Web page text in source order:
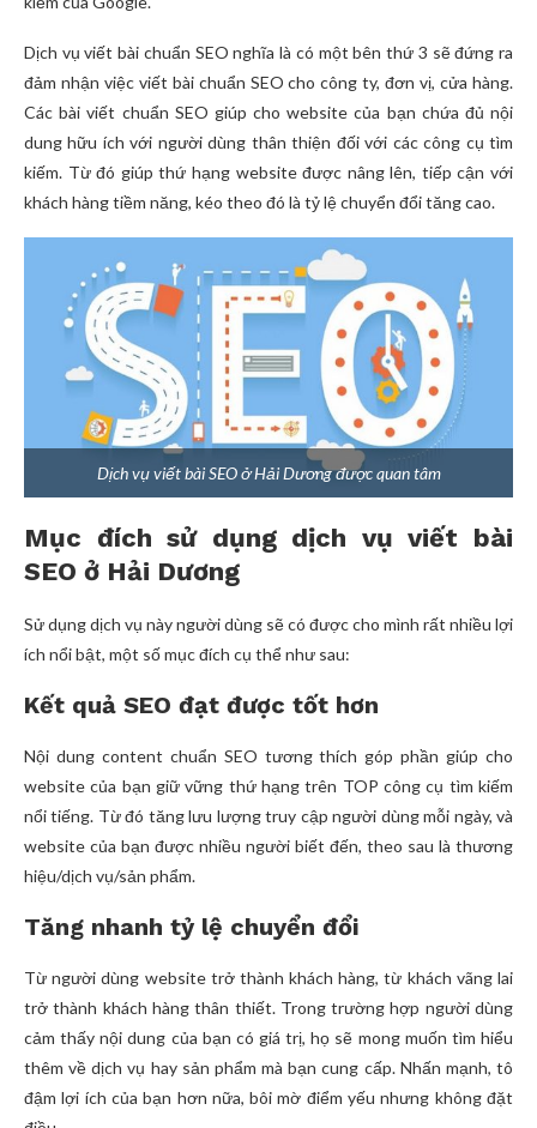
Dịch vụ viết bài chuẩn SEO nghĩa là có một bên thứ 3 sẽ đứng ra
đảm nhận việc viết bài chuẩn SEO cho công ty, đơn vị, cửa hàng.
Các bài viết chuẩn SEO giúp cho website của bạn chứa đủ nội
dung hữu ích với người dùng thân thiện đối với các công cụ tìm
kiếm. Từ đó giúp thứ hạng website được nâng lên, tiếp cận với
khách hàng tiềm năng, kéo theo đó là tỷ lệ chuyển đổi tăng cao.
Dịch vụ viết bài SEO ở Hải Dương được quan tâm
Mục đích sử dụng dịch vụ viết bài
SEO ở Hải Dương
Sử dụng dịch vụ này người dùng sẽ có được cho mình rất nhiều lợi
ích nổi bật, một số mục đích cụ thể như sau:
Kết quả SEO đạt được tốt hơn
Nội dung content chuẩn SEO tương thích góp phần giúp cho
website của bạn giữ vững thứ hạng trên TOP công cụ tìm kiếm
nổi tiếng. Từ đó tăng lưu lượng truy cập người dùng mỗi ngày, và
website của bạn được nhiều người biết đến, theo sau là thương
hiệu/dịch vụ/sản phẩm.
Tăng nhanh tỷ lệ chuyển đổi
Từ người dùng website trở thành khách hàng, từ khách vãng lai
trở thành khách hàng thân thiết. Trong trường hợp người dùng
cảm thấy nội dung của bạn có giá trị, họ sẽ mong muốn tìm hiểu
thêm về dịch vụ hay sản phẩm mà bạn cung cấp. Nhấn mạnh, tô
đậm lợi ích của bạn hơn nữa, bôi mờ điểm yếu nhưng không đặt